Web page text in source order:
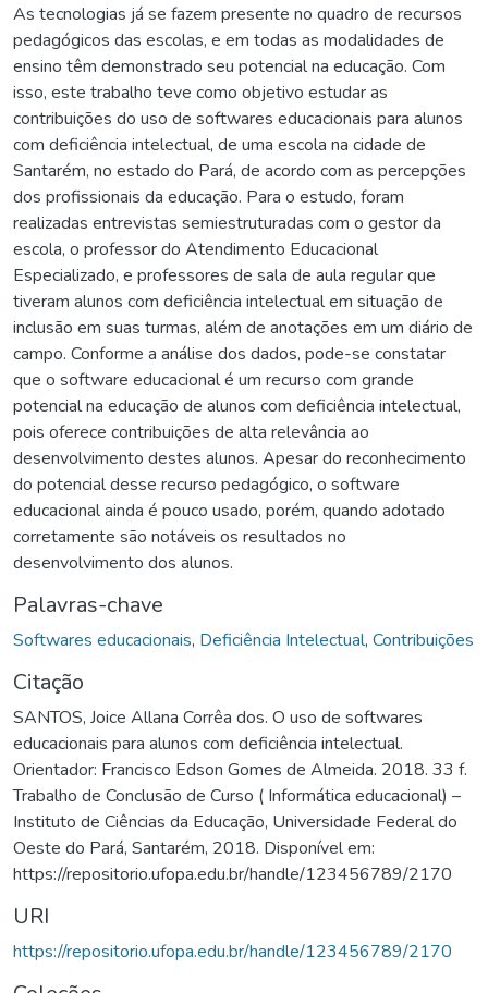
As tecnologias já se fazem presente no quadro de recursos
pedagógicos das escolas, e em todas as modalidades de
ensino têm demonstrado seu potencial na educação. Com
isso, este trabalho teve como objetivo estudar as
contribuições do uso de softwares educacionais para alunos
com deficiência intelectual, de uma escola na cidade de
Santarém, no estado do Pará, de acordo com as percepções
dos profissionais da educação. Para o estudo, foram
realizadas entrevistas semiestruturadas com o gestor da
escola, o professor do Atendimento Educacional
Especializado, e professores de sala de aula regular que
tiveram alunos com deficiência intelectual em situação de
inclusão em suas turmas, além de anotações em um diário de
campo. Conforme a análise dos dados, pode-se constatar
que o software educacional é um recurso com grande
potencial na educação de alunos com deficiência intelectual,
pois oferece contribuições de alta relevância ao
desenvolvimento destes alunos. Apesar do reconhecimento
do potencial desse recurso pedagógico, o software
educacional ainda é pouco usado, porém, quando adotado
corretamente são notáveis os resultados no
desenvolvimento dos alunos.
Palavras-chave
Softwares educacionais, Deficiência Intelectual, Contribuições
Citação
SANTOS, Joice Allana Corrêa dos. O uso de softwares
educacionais para alunos com deficiência intelectual.
Orientador: Francisco Edson Gomes de Almeida. 2018. 33 f.
Trabalho de Conclusão de Curso ( Informática educacional) –
Instituto de Ciências da Educação, Universidade Federal do
Oeste do Pará, Santarém, 2018. Disponível em:
https://repositorio.ufopa.edu.br/handle/123456789/2170
URI
https://repositorio.ufopa.edu.br/handle/123456789/2170